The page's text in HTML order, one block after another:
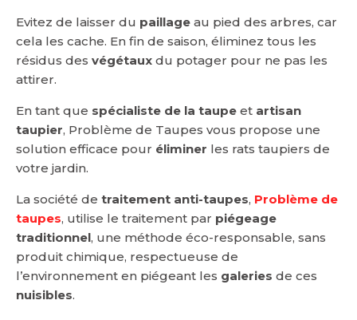
Evitez de laisser du paillage au pied des arbres, car
cela les cache. En fin de saison, éliminez tous les
résidus des végétaux du potager pour ne pas les
attirer.
En tant que spécialiste de la taupe et artisan
taupier, Problème de Taupes vous propose une
solution efficace pour éliminer les rats taupiers de
votre jardin.
La société de traitement anti-taupes, Problème de
taupes, utilise le traitement par piégeage
traditionnel, une méthode éco-responsable, sans
produit chimique, respectueuse de
l’environnement en piégeant les galeries de ces
nuisibles.